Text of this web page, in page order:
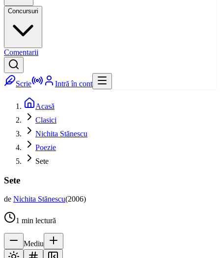
Concursuri
Comentarii
Scrie Intră în cont
Acasă
Clasici
Nichita Stănescu
Poezie
Sete
Sete
de Nichita Stănescu(2006)
1 min lectură
Mediu